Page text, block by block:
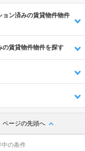
ン済みの賃貸物件物件
の賃貸物件物件を探す
ページの先頭へ
中の条件